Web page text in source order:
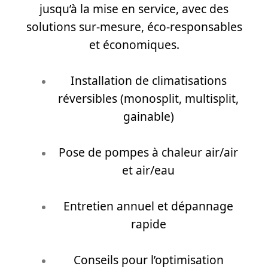
jusqu’à la mise en service, avec des
solutions sur-mesure, éco-responsables
et économiques.
Installation de climatisations
réversibles (monosplit, multisplit,
gainable)
Pose de pompes à chaleur air/air
et air/eau
Entretien annuel et dépannage
rapide
Conseils pour l’optimisation